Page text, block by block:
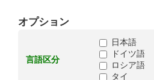
オプション
言語区分
日本語
ドイツ語
ロシア語
タイ